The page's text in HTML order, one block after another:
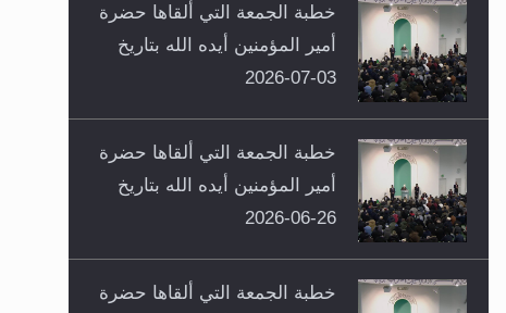
خطبة الجمعة التي ألقاها حضرة
أمير المؤمنين أيده الله بتاريخ
03-07-2026
خطبة الجمعة التي ألقاها حضرة
أمير المؤمنين أيده الله بتاريخ
26-06-2026
خطبة الجمعة التي ألقاها حضرة